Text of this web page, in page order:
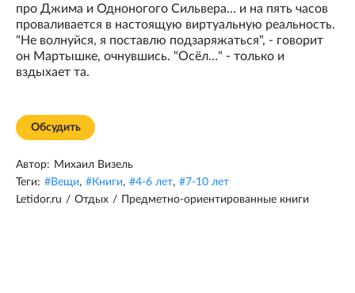
про Джима и Одноногого Сильвера… и на пять часов
проваливается в настоящую виртуальную реальность.
"Не волнуйся, я поставлю подзаряжаться", - говорит
он Мартышке, очнувшись. "Осёл…" - только и
вздыхает та.
Обсудить
Автор: Михаил Визель
Теги: #Вещи, #Книги, #4-6 лет, #7-10 лет
Letidor.ru / Отдых / Предметно-ориентированные книги